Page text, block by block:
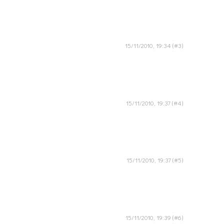
15/11/2010, 19:34
15/11/2010, 19:37
15/11/2010, 19:37
15/11/2010, 19:39